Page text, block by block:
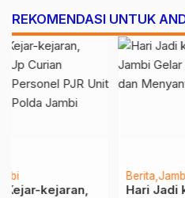
REKOMENDASI UNTUK
Hari Jadi ke 25, Polda